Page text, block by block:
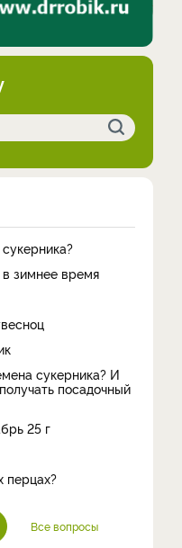
зимнее время
сукерника? И
посадочный
25 г
перцах?
Все вопросы